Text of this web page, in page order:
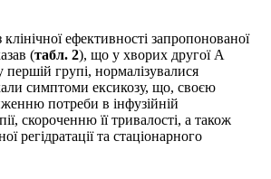
ефективності запропонованої
(табл. 2), що у хворих другої А
групі, нормалізувалися
симптоми ексикозу, що, своєю
потреби в інфузійній
скороченню її тривалості, а також
регідратації та стаціонарного